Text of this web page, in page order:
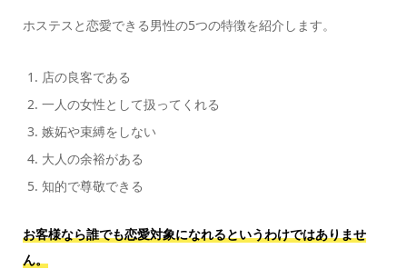
ホステスと恋愛できる男性の5つの特徴を紹介します。
店の良客である
一人の女性として扱ってくれる
嫉妬や束縛をしない
大人の余裕がある
知的で尊敬できる
お客様なら誰でも恋愛対象になれるというわけではありませ
ん。